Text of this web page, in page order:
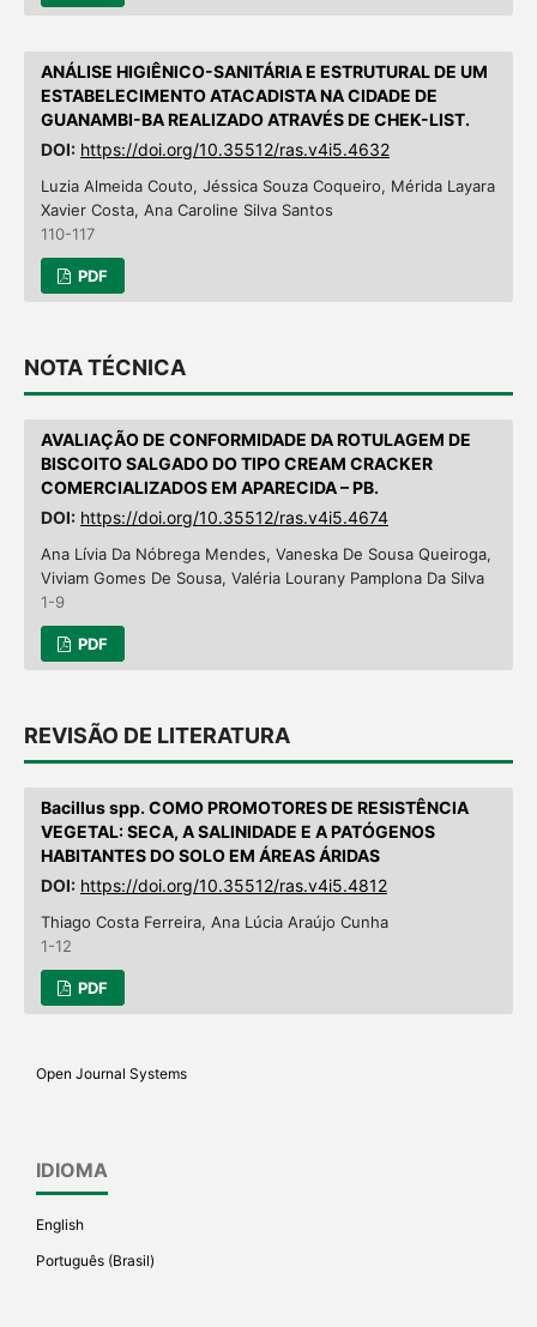
ANÁLISE HIGIÊNICO-SANITÁRIA E ESTRUTURAL DE UM
ESTABELECIMENTO ATACADISTA NA CIDADE DE
GUANAMBI-BA REALIZADO ATRAVÉS DE CHEK-LIST.
DOI: https://doi.org/10.35512/ras.v4i5.4632
Luzia Almeida Couto, Jéssica Souza Coqueiro, Mérida Layara
Xavier Costa, Ana Caroline Silva Santos
110-117
PDF
NOTA TÉCNICA
AVALIAÇÃO DE CONFORMIDADE DA ROTULAGEM DE
BISCOITO SALGADO DO TIPO CREAM CRACKER
COMERCIALIZADOS EM APARECIDA – PB.
DOI: https://doi.org/10.35512/ras.v4i5.4674
Ana Lívia Da Nóbrega Mendes, Vaneska De Sousa Queiroga,
Viviam Gomes De Sousa, Valéria Lourany Pamplona Da Silva
1-9
PDF
REVISÃO DE LITERATURA
Bacillus spp. COMO PROMOTORES DE RESISTÊNCIA
VEGETAL: SECA, A SALINIDADE E A PATÓGENOS
HABITANTES DO SOLO EM ÁREAS ÁRIDAS
DOI: https://doi.org/10.35512/ras.v4i5.4812
Thiago Costa Ferreira, Ana Lúcia Araújo Cunha
1-12
PDF
Open Journal Systems
IDIOMA
English
Português (Brasil)